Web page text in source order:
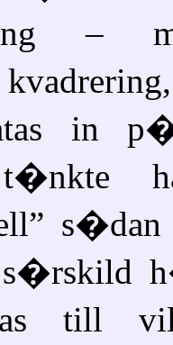
–
in
t�nkte
s�dan
till